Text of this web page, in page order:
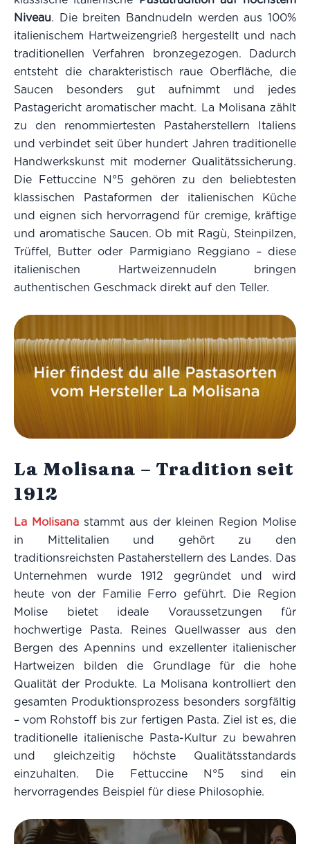
Niveau. Die breiten Bandnudeln werden aus 100%
italienischem Hartweizengrieß hergestellt und nach
traditionellen Verfahren bronzegezogen. Dadurch
entsteht die charakteristisch raue Oberfläche, die
Saucen besonders gut aufnimmt und jedes
Pastagericht aromatischer macht. La Molisana zählt
zu den renommiertesten Pastaherstellern Italiens
und verbindet seit über hundert Jahren traditionelle
Handwerkskunst mit moderner Qualitätssicherung.
Die Fettuccine N°5 gehören zu den beliebtesten
klassischen Pastaformen der italienischen Küche
und eignen sich hervorragend für cremige, kräftige
und aromatische Saucen. Ob mit Ragù, Steinpilzen,
Trüffel, Butter oder Parmigiano Reggiano – diese
italienischen Hartweizennudeln bringen
authentischen Geschmack direkt auf den Teller.
La Molisana – Tradition seit
1912
La Molisana stammt aus der kleinen Region Molise
in Mittelitalien und gehört zu den
traditionsreichsten Pastaherstellern des Landes. Das
Unternehmen wurde 1912 gegründet und wird
heute von der Familie Ferro geführt. Die Region
Molise bietet ideale Voraussetzungen für
hochwertige Pasta. Reines Quellwasser aus den
Bergen des Apennins und exzellenter italienischer
Hartweizen bilden die Grundlage für die hohe
Qualität der Produkte. La Molisana kontrolliert den
gesamten Produktionsprozess besonders sorgfältig
– vom Rohstoff bis zur fertigen Pasta. Ziel ist es, die
traditionelle italienische Pasta-Kultur zu bewahren
und gleichzeitig höchste Qualitätsstandards
einzuhalten. Die Fettuccine N°5 sind ein
hervorragendes Beispiel für diese Philosophie.